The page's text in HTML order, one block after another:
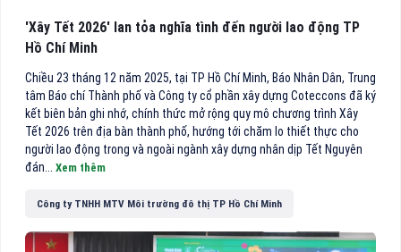
chuyên sâu.
'Xây Tết 2026' lan tỏa nghĩa tình đến người lao động TP
Hồ Chí Minh
Chiều 23 tháng 12 năm 2025, tại TP Hồ Chí Minh, Báo Nhân Dân, Trung
tâm Báo chí Thành phố và Công ty cổ phần xây dựng Coteccons đã ký
kết biên bản ghi nhớ, chính thức mở rộng quy mô chương trình Xây
Tết 2026 trên địa bàn thành phố, hướng tới chăm lo thiết thực cho
người lao động trong và ngoài ngành xây dựng nhân dịp Tết Nguyên
đán... Xem thêm
Công ty TNHH MTV Môi trường đô thị TP Hồ Chí Minh